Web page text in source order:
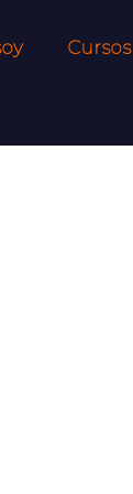
Cursos